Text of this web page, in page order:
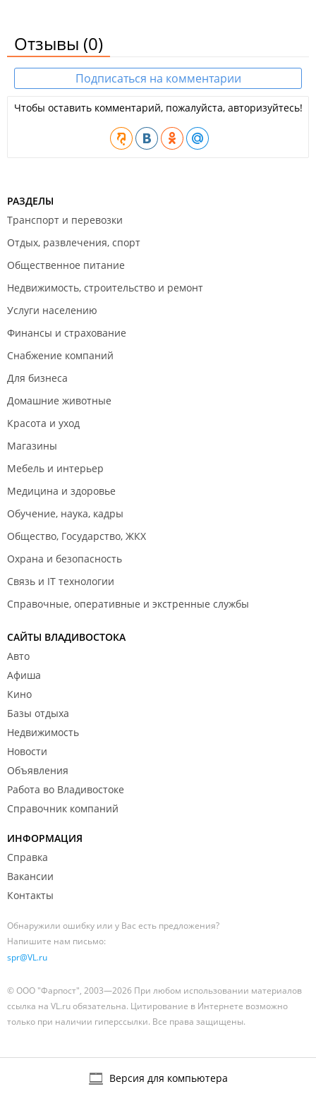
Отзывы (0)
Подписаться на комментарии
Чтобы оставить комментарий, пожалуйста, авторизуйтесь!
РАЗДЕЛЫ
Транспорт и перевозки
Отдых, развлечения, спорт
Общественное питание
Недвижимость, строительство и ремонт
Услуги населению
Финансы и страхование
Снабжение компаний
Для бизнеса
Домашние животные
Красота и уход
Магазины
Мебель и интерьер
Медицина и здоровье
Обучение, наука, кадры
Общество, Государство, ЖКХ
Охрана и безопасность
Связь и IT технологии
Справочные, оперативные и экстренные службы
САЙТЫ ВЛАДИВОСТОКА
Авто
Афиша
Кино
Базы отдыха
Недвижимость
Новости
Объявления
Работа во Владивостоке
Справочник компаний
ИНФОРМАЦИЯ
Справка
Вакансии
Контакты
Обнаружили ошибку или у Вас есть предложения?
Напишите нам письмо:
spr@VL.ru
© ООО "Фарпост", 2003—2026 При любом использовании материалов
ссылка на VL.ru обязательна. Цитирование в Интернете возможно
только при наличии гиперссылки. Все права защищены.
Версия для компьютера